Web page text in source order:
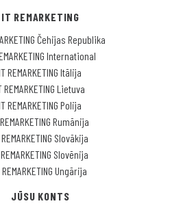
IT REMARKETING
Čehijas Republika
International
REMARKETING Itālija
REMARKETING Lietuva
REMARKETING Polija
Rumānija
Slovākija
Slovēnija
REMARKETING Ungārija
JŪSU KONTS